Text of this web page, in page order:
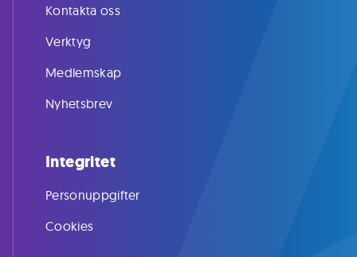
Kontakta oss
Verktyg
Medlemskap
Nyhetsbrev
Integritet
Personuppgifter
Cookies